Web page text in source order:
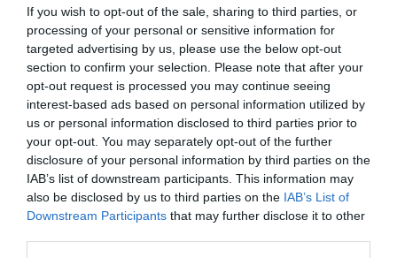
If you wish to opt-out of the sale, sharing to third parties, or
processing of your personal or sensitive information for
targeted advertising by us, please use the below opt-out
section to confirm your selection. Please note that after your
opt-out request is processed you may continue seeing
interest-based ads based on personal information utilized by
us or personal information disclosed to third parties prior to
your opt-out. You may separately opt-out of the further
disclosure of your personal information by third parties on the
IAB’s list of downstream participants. This information may
also be disclosed by us to third parties on the IAB’s List of
Downstream Participants that may further disclose it to other